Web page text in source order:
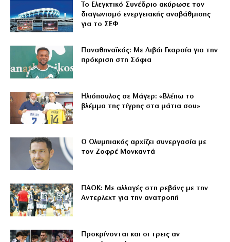
Το Ελεγκτικό Συνέδριο ακύρωσε τον
διαγωνισμό ενεργειακής αναβάθμισης
για το ΣΕΦ
Παναθηναϊκός: Με Λιβάι Γκαρσία για την
πρόκριση στη Σόφια
Ηλιόπουλος σε Μάγερ: «Βλέπω το
βλέμμα της τίγρης στα μάτια σου»
Ο Ολυμπιακός αρχίζει συνεργασία με
τον Ζοφρέ Μονκαντά
ΠΑΟΚ: Με αλλαγές στη ρεβάνς με την
Αντερλεχτ για την ανατροπή
Προκρίνονται και οι τρεις αν